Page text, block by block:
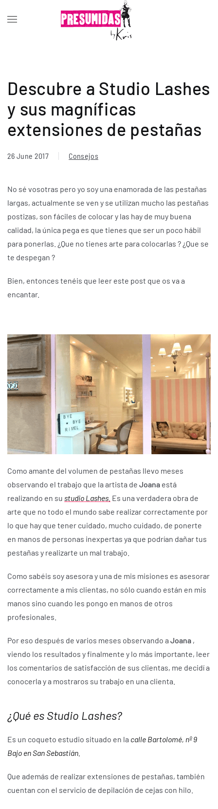
Descubre a Studio Lashes
y sus magníficas
extensiones de pestañas
26 June 2017 Consejos
No sé vosotras pero yo soy una enamorada de las pestañas
largas, actualmente se ven y se utilizan mucho las pestañas
postizas, son fáciles de colocar y las hay de muy buena
calidad, la única pega es que tienes que ser un poco hábil
para ponerlas. ¿Que no tienes arte para colocarlas ? ¿Que se
te despegan ?
Bien, entonces tenéis que leer este post que os va a
encantar.
Como amante del volumen de pestañas llevo meses
observando el trabajo que la artista de Joana está
realizando en su studio Lashes. Es una verdadera obra de
arte que no todo el mundo sabe realizar correctamente por
lo que hay que tener cuidado, mucho cuidado, de ponerte
en manos de personas inexpertas ya que podrían dañar tus
pestañas y realizarte un mal trabajo.
Como sabéis soy asesora y una de mis misiones es asesorar
correctamente a mis clientas, no sólo cuando están en mis
manos sino cuando les pongo en manos de otros
profesionales.
Por eso después de varios meses observando a Joana ,
viendo los resultados y finalmente y lo más importante, leer
los comentarios de satisfacción de sus clientas, me decidí a
conocerla y a mostraros su trabajo en una clienta.
¿Qué es Studio Lashes?
Es un coqueto estudio situado en la calle Bartolomé, nº 9
Bajo en San Sebastián.
Que además de realizar extensiones de pestañas, también
cuentan con el servicio de depilación de cejas con hilo.